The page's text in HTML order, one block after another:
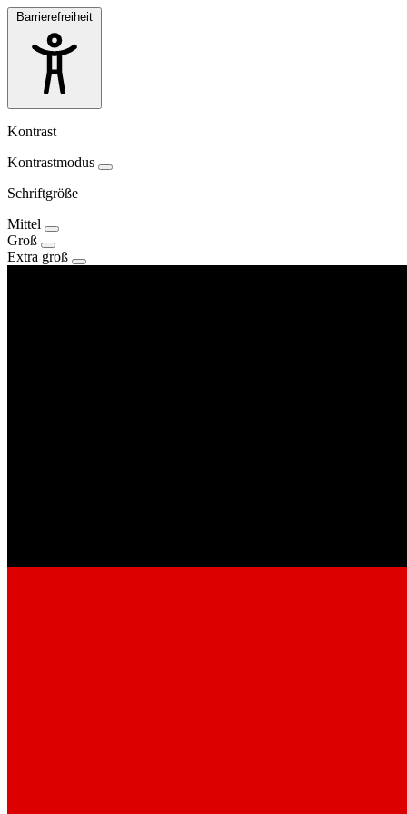
Barrierefreiheit
Kontrast
Kontrastmodus
Schriftgröße
Mittel
Groß
Extra groß